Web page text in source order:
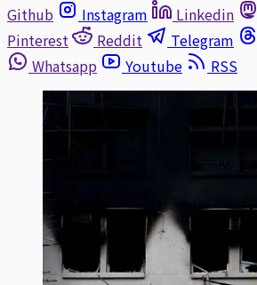
Github
Instagram Linkedin
Pinterest
Reddit Telegram
Whatsapp
Youtube RSS